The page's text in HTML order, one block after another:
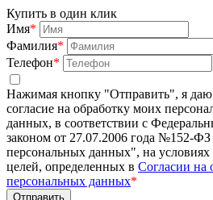
Купить в один клик
Имя*
Фамилия*
Телефон*
Нажимая кнопку "Отправить", я даю
согласие на обработку моих
данных, в соответствии с
законом от 27.07.2006 года №152-
персональных данных", на условиях
целей, определенных в Согласии на
персональных данных*